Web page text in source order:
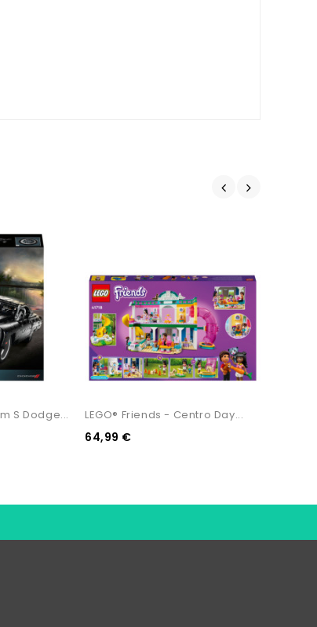
S Dodge... LEGO® Friends - Centro Day...
64,99 €